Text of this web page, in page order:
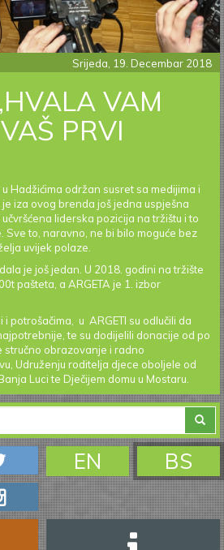
Srijeda, 19. Decembar 2018
VAM
PRVI
u Hadžićima održan susret sa medijima i
iza ovog brenda još jedna uspješna
liderska pozicija na tržištu i to
Sve to, naravno, ne bi bilo moguće bez
uvijek polaze.
je još jedan. U 2018. godini na tržište
pašteta, a ARGETA je 1. izbor
potrošačima, u ARGETI su odlučili da
te su dodijelili donacije od po
stručno obrazovanje i radno
Udruženju roditelja djece oboljele od
Luci te Dječijem domu u Mostaru.
EN BS